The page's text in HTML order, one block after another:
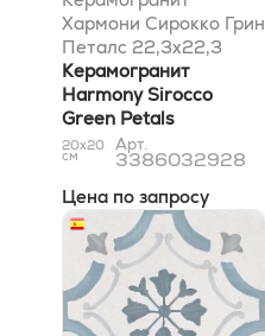
Хармони Сирокко Грин
Петалс 22,3x22,3
Керамогранит
Harmony Sirocco
Green Petals
22,3x22,3
20x20
см
Арт.
3386032928
Цена по запросу